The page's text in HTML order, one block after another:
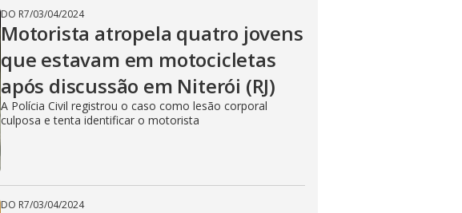
DO R7/03/04/2024
Motorista atropela quatro jovens
que estavam em motocicletas
após discussão em Niterói (RJ)
A Polícia Civil registrou o caso como lesão corporal
culposa e tenta identificar o motorista
DO R7/03/04/2024